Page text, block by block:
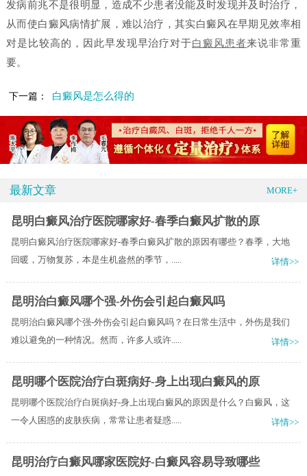
发病前兆不是很明显，造成不少患者没能及时发现并及时治疗，
从而使白癜风病情扩展，难以治疗，其实白癜风在早期见效率相
对是比较高的，因此早发现早治疗对于白癜风患者来说非常重
要。
下一篇： 白癜风是怎么得的
最新文章 MORE+
昆明白癜风治疗医院哪家好-春季白癜风扩散的原
昆明白癜风治疗医院哪家好-春季白癜风扩散的原因有哪些？春季，大地
回暖，万物复苏，本是生机盎然的季节，.....
详情>>
昆明治白癜风哪个强-外伤会引起白癜风吗
昆明治白癜风哪个强-外伤会引起白癜风吗？在日常生活中，外伤是我们
难以避免的一种情况。然而，许多人或许.....
详情>>
昆明哪个医院治疗白斑病好-身上出现白癜风的原
昆明哪个医院治疗白斑病好-身上出现白癜风的原因是什么？白癜风，这
一令人困惑的皮肤疾病，常常让患者疑惑.....
详情>>
昆明治疗白癜风哪家医院好-白癜风容易导致哪些